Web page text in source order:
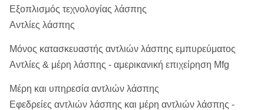
Εξοπλισμός τεχνολογίας λάσπης
Αντλίες λάσπης
Μόνος κατασκευαστής αντλιών λάσπης εμπυρεύματος
Αντλίες & μέρη λάσπης - αμερικανική επιχείρηση Mfg
Μέρη και υπηρεσία αντλιών λάσπης
Εφεδρείες αντλιών λάσπης και μέρη αντλιών λάσπης -